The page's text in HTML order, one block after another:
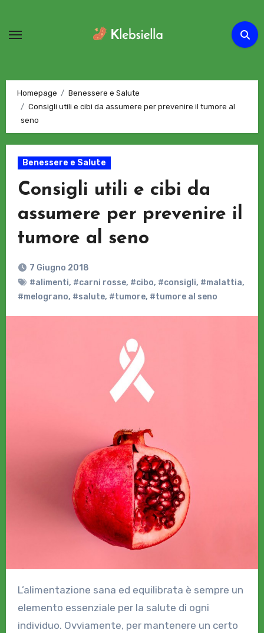
contenuto
Homepage
Benessere e Salute
Consigli utili e cibi da assumere per prevenire il tumore al
seno
Benessere e Salute
Consigli utili e cibi da
assumere per prevenire il
tumore al seno
7 Giugno 2018
#alimenti, #carni rosse, #cibo, #consigli, #malattia,
#melograno, #salute, #tumore, #tumore al seno
L’alimentazione sana ed equilibrata è sempre un
elemento essenziale per la salute di ogni
individuo. Ovviamente, per mantenere un certo